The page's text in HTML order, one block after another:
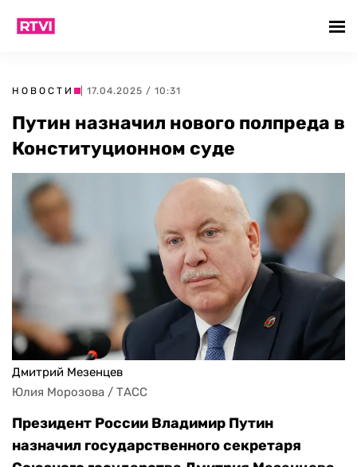
НОВОСТИ | 17.04.2025 / 10:31
Путин назначил нового полпреда в
Конституционном суде
Дмитрий Мезенцев
Юлия Морозова / ТАСС
Президент России Владимир Путин
назначил государственного секретаря